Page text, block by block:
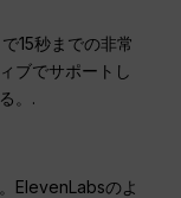
15秒までの非常
ブでサポートし
。.
ElevenLabsのよ